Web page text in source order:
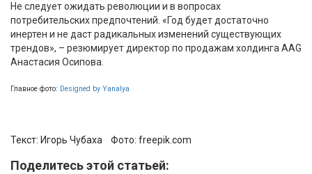
Не следует ожидать революции и в вопросах
потребительских предпочтений. «Год будет достаточно
инертен и не даст радикальных изменений существующих
трендов», – резюмирует директор по продажам холдинга AAG
Анастасия Осипова.
Главное фото: Designed by Yanalya
Текст: Игорь Чубаха Фото: freepik.com
Поделитесь этой статьей: